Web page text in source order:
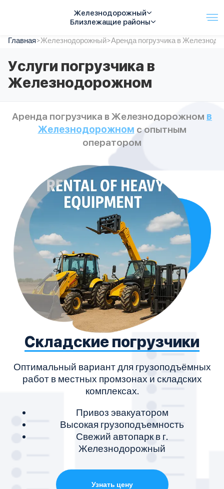
Железнодорожный
Близлежащие районы
Услуги
Автопарк
Тарифы
Акции
Контакты
Спецтехника
Главная>Железнодорожный>Аренда погрузчика в
Услуги погрузчика в
Железнодорожном
Аренда погрузчика в Железнодорожном в
Железнодорожном с опытным
оператором
Складские погрузчики
Оптимальный вариант для грузоподъёмных
работ в местных промзонах и складских
комплексах.
Привоз эвакуатором
Высокая грузоподъемность
Свежий автопарк в г.
Железнодорожный
Узнать цену